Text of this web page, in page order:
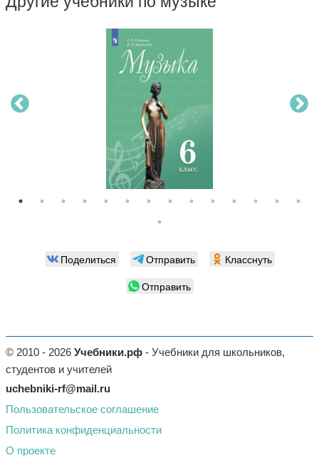
Поделиться Отправить
Класснуть
Отправить
© 2010 - 2026 Учебники.рф - Учебники для школьников,
студентов и учителей
uchebniki-rf@mail.ru
Пользовательское соглашение
Политика конфиденциальности
О проекте